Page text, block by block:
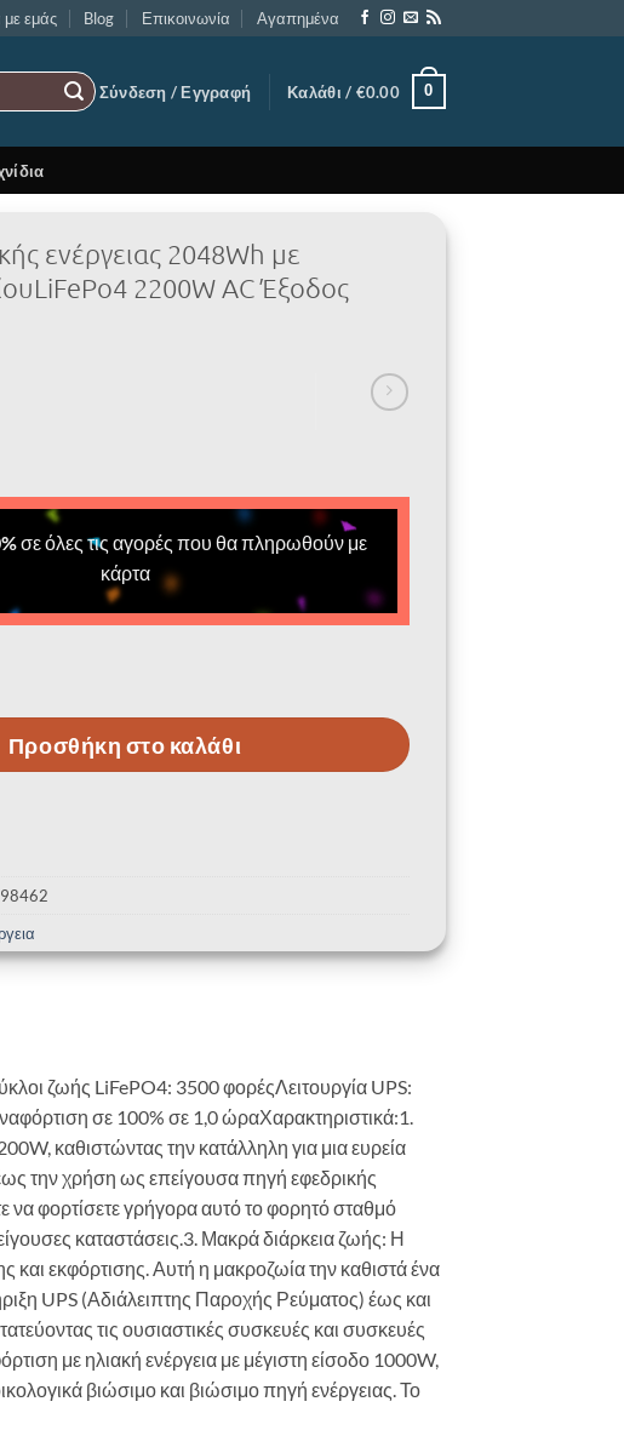
με εμάς Blog Επικοινωνία Αγαπημένα
Σύνδεση / Εγγραφή Καλάθι / €0.00 0
ενέργειας 2048Wh με
2200W AC Έξοδος
%σε όλες τις αγορές που θα πληρωθούν με
κάρτα
ενέργειας 2048Wh με μπαταρία λιθίουLiFePo4 2200W AC
Προσθήκη στο καλάθι
ζωής LiFePO4: 3500 φορέςΛειτουργία UPS:
σε 100% σε 1,0 ώραΧαρακτηριστικά:1.
καθιστώντας την κατάλληλη για μια ευρεία
την χρήση ως επείγουσα πηγή εφεδρικής
φορτίσετε γρήγορα αυτό το φορητό σταθμό
καταστάσεις.3. Μακρά διάρκεια ζωής: Η
και εκφόρτισης. Αυτή η μακροζωία την καθιστά ένα
UPS (Αδιάλειπτης Παροχής Ρεύματος) έως και
τις ουσιαστικές συσκευές και συσκευές
με ηλιακή ενέργεια με μέγιστη είσοδο 1000W,
βιώσιμο και βιώσιμο πηγή ενέργειας. Το